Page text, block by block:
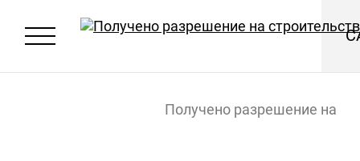
Получено разрешение на